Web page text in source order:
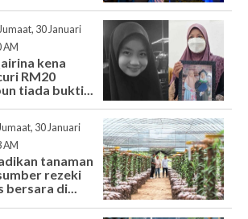
Jumaat, 30 Januari
AM
kena
RM20
tiada bukti...
30 Januari
AM
tanaman
rezeki
bersara di...